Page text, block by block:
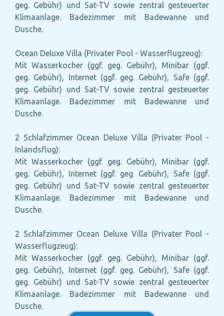
geg. Gebühr) und Sat-TV sowie zentral gesteuerter
Klimaanlage. Badezimmer mit Badewanne und
Dusche.
Ocean Deluxe Villa (Privater Pool - Wasserflugzeug):
Mit Wasserkocher (ggf. geg. Gebühr), Minibar (ggf.
geg. Gebühr), Internet (ggf. geg. Gebühr), Safe (ggf.
geg. Gebühr) und Sat-TV sowie zentral gesteuerter
Klimaanlage. Badezimmer mit Badewanne und
Dusche.
2 Schlafzimmer Ocean Deluxe Villa (Privater Pool -
Inlandsflug):
Mit Wasserkocher (ggf. geg. Gebühr), Minibar (ggf.
geg. Gebühr), Internet (ggf. geg. Gebühr), Safe (ggf.
geg. Gebühr) und Sat-TV sowie zentral gesteuerter
Klimaanlage. Badezimmer mit Badewanne und
Dusche.
2 Schlafzimmer Ocean Deluxe Villa (Privater Pool -
Wasserflugzeug):
Mit Wasserkocher (ggf. geg. Gebühr), Minibar (ggf.
geg. Gebühr), Internet (ggf. geg. Gebühr), Safe (ggf.
geg. Gebühr) und Sat-TV sowie zentral gesteuerter
Klimaanlage. Badezimmer mit Badewanne und
Dusche.